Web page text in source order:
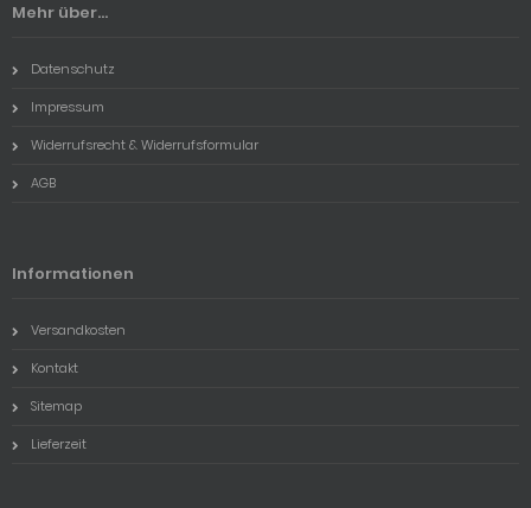
Mehr über...
Datenschutz
Impressum
Widerrufsrecht & Widerrufsformular
AGB
Informationen
Versandkosten
Kontakt
Sitemap
Lieferzeit